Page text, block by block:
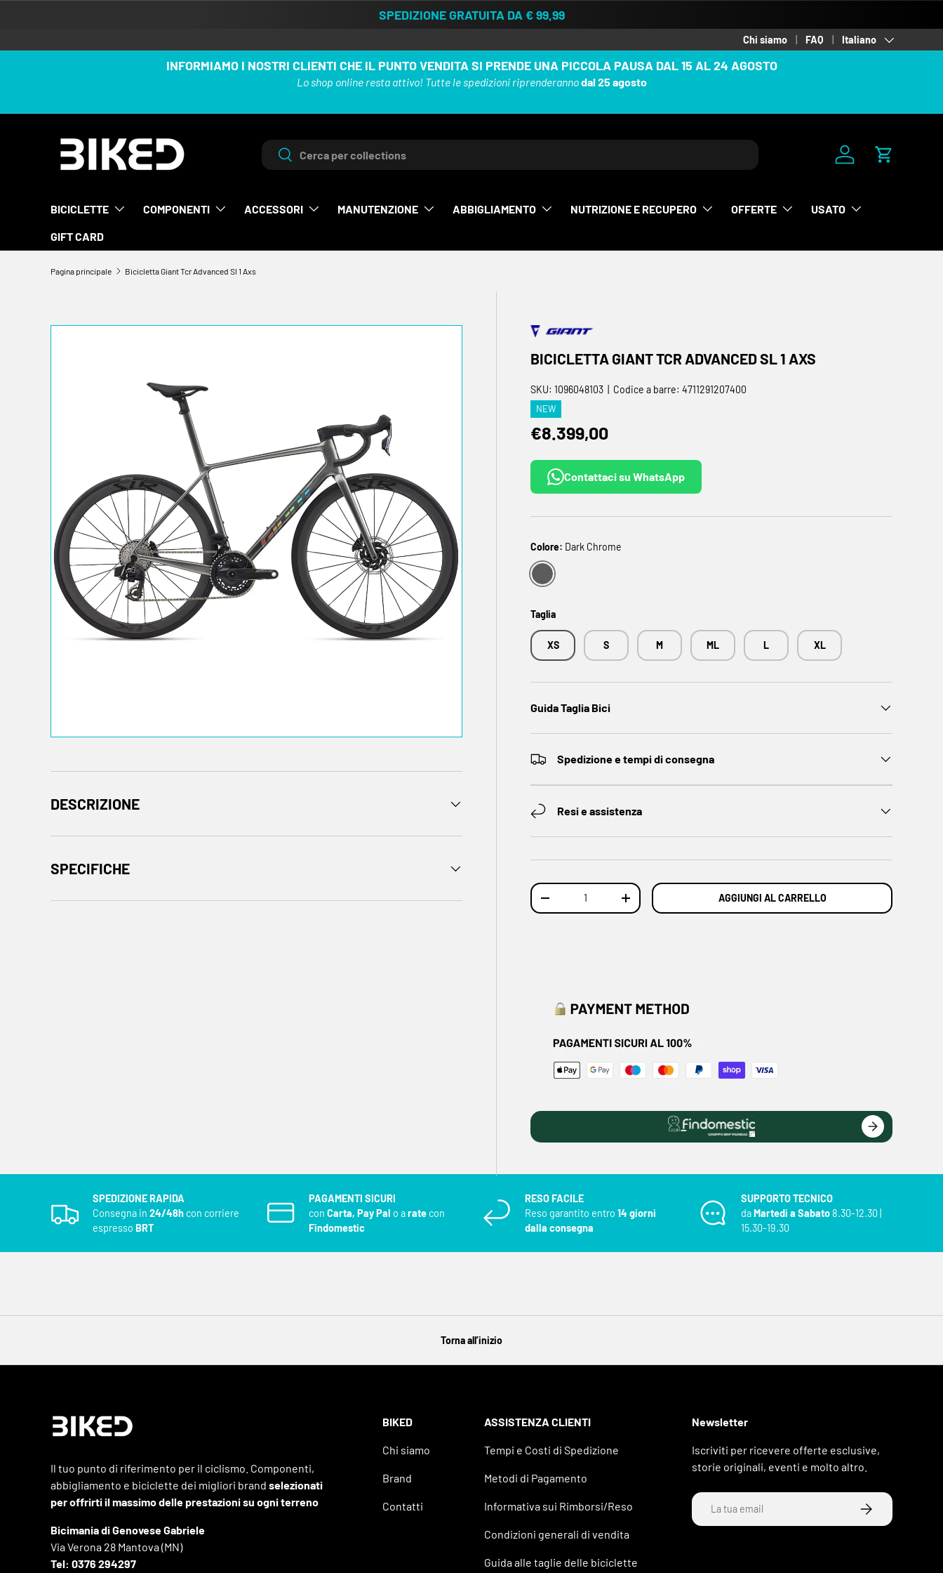
SPEDIZIONE GRATUITA DA € 99,99
Chi siamo FAQ Lingua
Italiano
INFORMIAMO I NOSTRI CLIENTI CHE IL PUNTO VENDITA SI PRENDE UNA PICCOLA PAUSA DAL 15 AL 24 AGOSTO
Lo shop online resta attivo! Tutte le spedizioni riprenderannodal 25 agosto
CercaCerca
Accedi Carrello
BICICLETTE COMPONENTI ACCESSORI MANUTENZIONE ABBIGLIAMENTO NUTRIZIONE E RECUPERO OFFERTE USATO
GIFT CARD
Pagina principale Bicicletta Giant Tcr Advanced Sl 1 Axs
BICICLETTA GIANT TCR ADVANCED SL 1 AXS
SKU: 1096048103 Codice a barre: 4711291207400
NEW
Prezzo normale
€8.399,00
Contattaci su WhatsApp
Colore: Dark Chrome
DARK CHROME
Taglia
XS S M ML L XL
Guida Taglia Bici
Spedizione e tempi di consegna
Resi e assistenza
Q.tà
DIMINUIRE LA QUANTITÀAUMENTA LA QUANTITÀAGGIUNGI AL CARRELLO
DESCRIZIONE
SPECIFICHE
SPEDIZIONE RAPIDA
Consegna in 24/48h con corriere
espresso BRT
PAGAMENTI SICURI
con Carta, Pay Pal o arate con
Findomestic
RESO FACILE
Reso garantito entro 14 giorni
dalla consegna
SUPPORTO TECNICO
daMartedi a Sabato8.30-12.30 |
15.30-19.30
Torna all’inizio
Il tuo punto di riferimento per il ciclismo. Componenti,
abbigliamento e biciclette dei migliori brand selezionati
per offrirti il massimo delle prestazioni su ogni terreno
Bicimania di Genovese Gabriele
Via Verona 28 Mantova (MN)
Tel: 0376 294297
BIKED
Chi siamo
Brand
Contatti
ASSISTENZA CLIENTI
Tempi e Costi di Spedizione
Metodi di Pagamento
Informativa sui Rimborsi/Reso
Condizioni generali di vendita
Guida alle taglie delle biciclette
Newsletter
Iscriviti per ricevere offerte esclusive,
storie originali, eventi e molto altro.
Email ISCRIVITI